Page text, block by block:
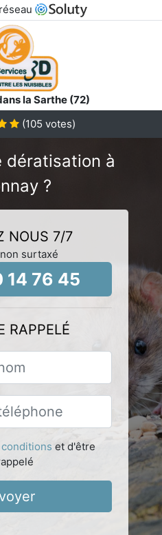
la Sarthe (72)
(105 votes)
dératisation à
?
NOUS 7/7
surtaxé
14 76 45
RAPPELÉ
conditions et d'être